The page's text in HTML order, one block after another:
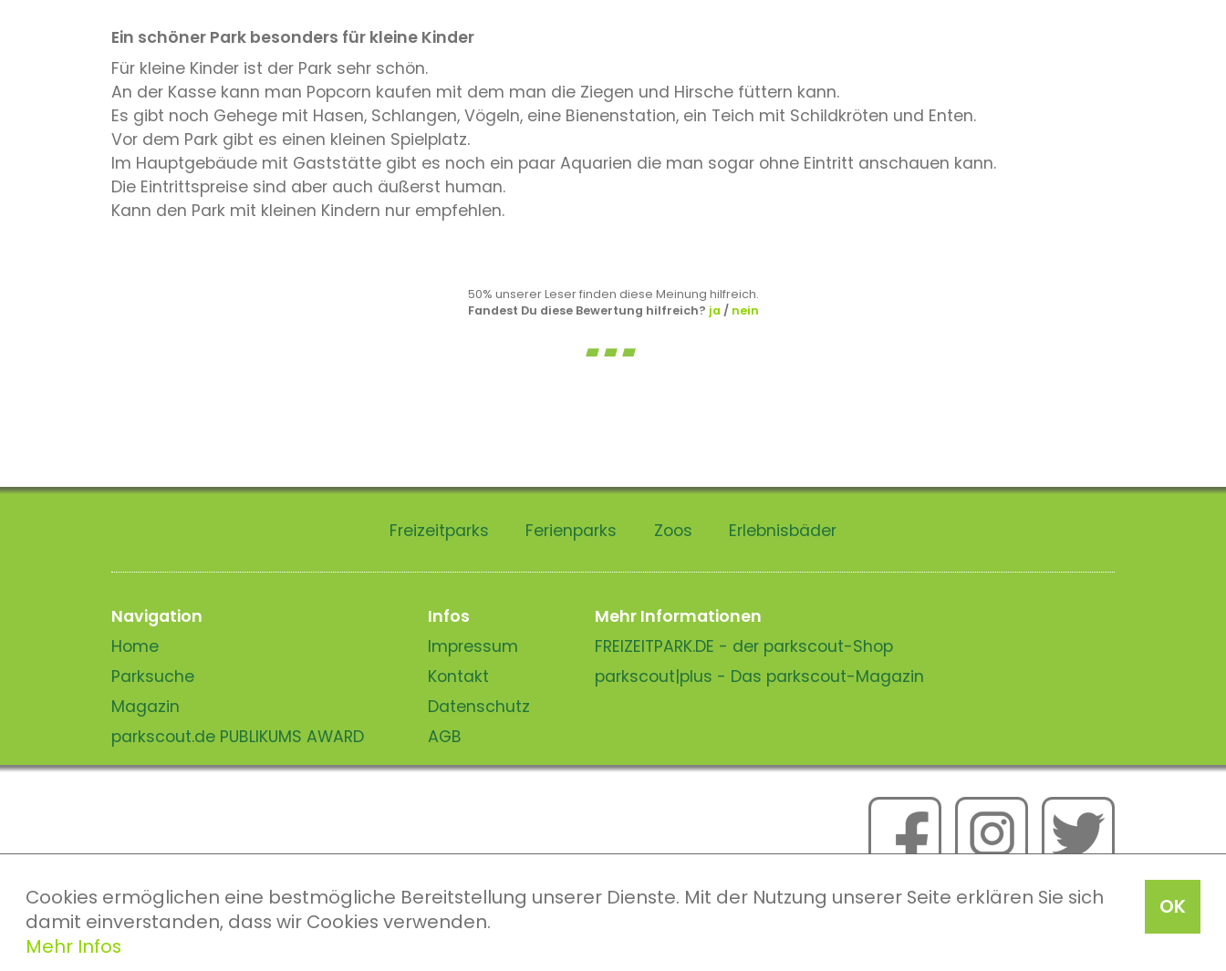
OK
Cookies ermöglichen eine bestmögliche Bereitstellung unserer Dienste. Mit der Nutzung unserer Seite erklären Sie sich
damit einverstanden, dass wir Cookies verwenden.
Mehr Infos
Ein schöner Park besonders für kleine Kinder
Für kleine Kinder ist der Park sehr schön.
An der Kasse kann man Popcorn kaufen mit dem man die Ziegen und Hirsche füttern kann.
Es gibt noch Gehege mit Hasen, Schlangen, Vögeln, eine Bienenstation, ein Teich mit Schildkröten und Enten.
Vor dem Park gibt es einen kleinen Spielplatz.
Im Hauptgebäude mit Gaststätte gibt es noch ein paar Aquarien die man sogar ohne Eintritt anschauen kann.
Die Eintrittspreise sind aber auch äußerst human.
Kann den Park mit kleinen Kindern nur empfehlen.
50% unserer Leser finden diese Meinung hilfreich.
Fandest Du diese Bewertung hilfreich? ja / nein
Freizeitparks Ferienparks Zoos Erlebnisbäder
Navigation
Home
Parksuche
Magazin
parkscout.de PUBLIKUMS AWARD
Infos
Impressum
Kontakt
Datenschutz
AGB
Mehr Informationen
FREIZEITPARK.DE - der parkscout-Shop
parkscout|plus - Das parkscout-Magazin